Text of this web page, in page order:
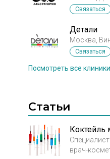
Связаться
Детали
Москва,
Связаться
Посмотреть все клиники
Статьи
врач-